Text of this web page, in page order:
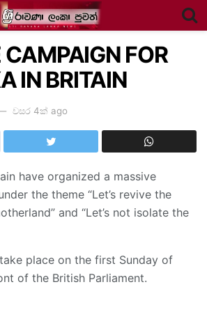
FOR
IN BRITAIN
වසර 4ක් ago
have organized a massive
the theme “Let’s revive the
and “Let’s not isolate the
place on the first Sunday of
of the British Parliament.